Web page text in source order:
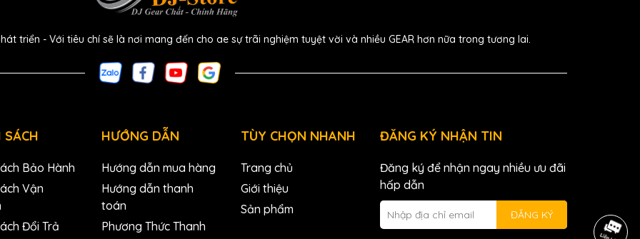
triển - Với tiêu chí sẽ là nơi mang đến cho ae sự trãi nghiệm tuyệt vời và nhiều GEAR hơn nữa trong tương lai.
SÁCH
Bảo Hành
Vận
Đổi Trả
HƯỚNG DẪN
Hướng dẫn mua hàng
Hướng dẫn thanh
toán
Phương Thức Thanh
TÙY CHỌN NHANH
Trang chủ
Giới thiệu
Sản phẩm
ĐĂNG KÝ NHẬN TIN
Đăng ký để nhận ngay nhiều ưu đãi
hấp dẫn
ĐĂNG KÝ